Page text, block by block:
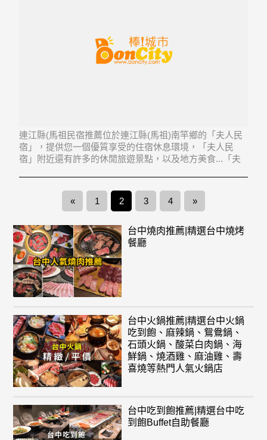
連江縣(馬祖民宿推薦位於連江縣(馬祖)南竿鄉的「夫人民
宿」，提供您一個優質享受的住宿休息環境，「夫人民
宿」附近還有許多的休閒旅遊景點，以及地方美食...「夫
« 1 2 3 4 »
台中燒肉推薦|精選台中燒烤
餐廳
台中火鍋推薦|精選台中火鍋
吃到飽、麻辣鍋、鴛鴦鍋、
石頭火鍋、酸菜白肉鍋、海
鮮鍋、燒酒雞、麻油雞、壽
喜燒等熱門人氣火鍋店
台中吃到飽推薦|精選台中吃
到飽Buffet自助餐廳